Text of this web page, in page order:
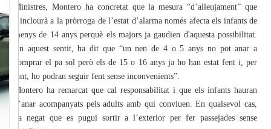
Ministres, Montero ha concretat que la mesura “d’alleujament” que
s’inclourà a la pròrroga de l’estat d’alarma només afecta els infants de
menys de 14 anys perquè els majors ja gaudien d'aquesta possibilitat.
En aquest sentit, ha dit que “un nen de 4 o 5 anys no pot anar a
comprar el pa sol però els de 15 o 16 anys ja ho han estat fent i, per
tant, ho podran seguir fent sense inconvenients”.
Montero ha remarcat que cal responsabilitat i que els infants hauran
d’anar acompanyats pels adults amb qui conviuen. En qualsevol cas,
ha negat que es pugui sortir a l’exterior per fer passejades sense